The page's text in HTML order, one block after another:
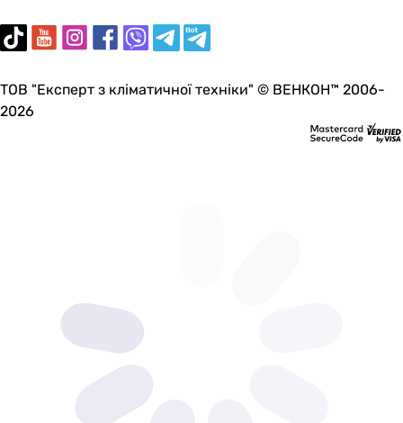
ТОВ "Експерт з кліматичної техніки" © ВЕНКОН™ 2006-
2026